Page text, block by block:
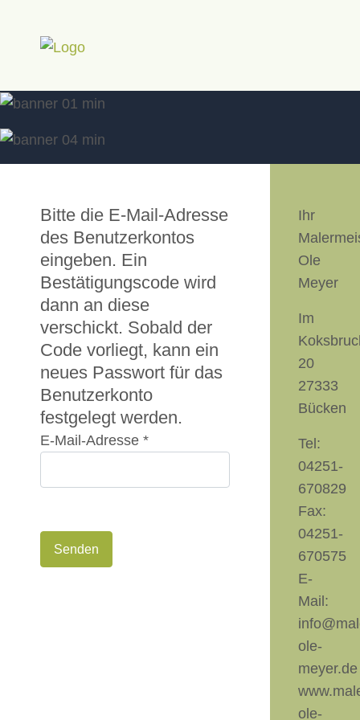
Ihr
Ole
Meyer
Im
20
27333
Bücken
Tel:
04251-
670829
Fax:
04251-
670575
E-
Mail:
ole-
meyer.de
ole-
Bitte die E-Mail-Adresse
des Benutzerkontos
eingeben. Ein
Bestätigungscode wird
dann an diese
verschickt. Sobald der
Code vorliegt, kann ein
neues Passwort für das
Benutzerkonto
festgelegt werden.
E-Mail-Adresse *
Senden